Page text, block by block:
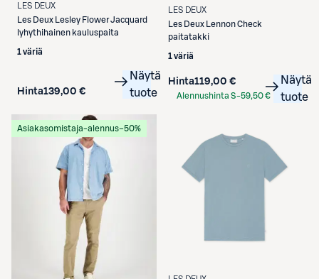
LES DEUX
Les Deux
Lesley Flower Jacquard
lyhythihainen kauluspaita
1 väriä
Hinta139,00 €
Näytä
tuote
LES DEUX
Les Deux Lennon Check
paitatakki
1 väriä
Hinta119,00 €
Alennushinta S-59,50 €
Näytä
tuote
Asiakasomistaja-alennus−50%